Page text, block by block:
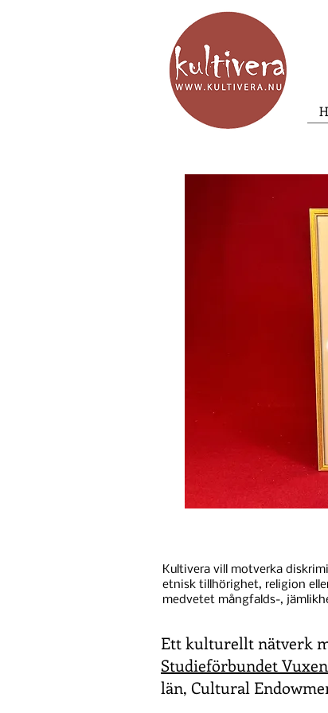
Kultivera vill motverka
etnisk tillhörighet, religion
medvetet mångfalds-,
Ett kulturellt nätverk
Studieförbundet
län, Cultural